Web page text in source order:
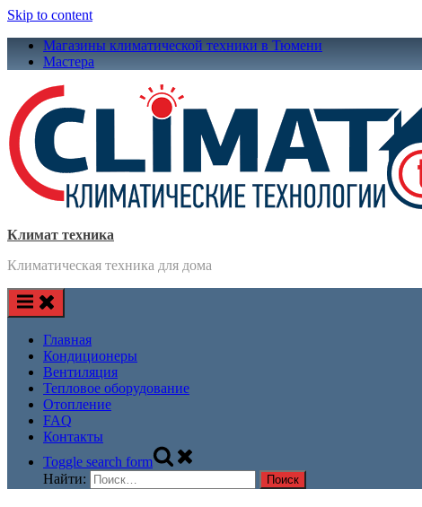
Skip to content
Магазины климатической техники в Тюмени
Мастера
Климат техника
Климатическая техника для дома
Главная
Кондиционеры
Вентиляция
Тепловое оборудование
Отопление
FAQ
Контакты
Toggle search form
Найти: